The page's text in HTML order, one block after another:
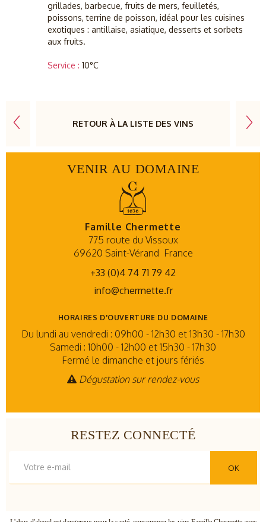
grillades, barbecue, fruits de mers, feuilletés,
poissons, terrine de poisson, idéal pour les cuisines
exotiques : antillaise, asiatique, desserts et sorbets
aux fruits.
Service : 10°C
RETOUR À LA LISTE DES VINS
VENIR AU DOMAINE
Famille Chermette
775 route du Vissoux
69620 Saint-Vérand France
+33 (0)4 74 71 79 42
info@chermette.fr
HORAIRES D'OUVERTURE DU DOMAINE
Du lundi au vendredi : 09h00 - 12h30 et 13h30 - 17h30
Samedi : 10h00 - 12h00 et 15h30 - 17h30
Fermé le dimanche et jours fériés
Dégustation sur rendez-vous
RESTEZ CONNECTÉ
OK